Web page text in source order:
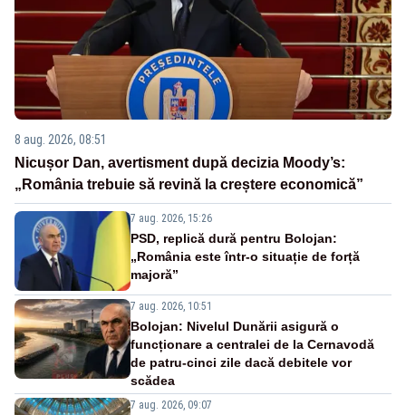
8 aug. 2026, 08:51
Nicușor Dan, avertisment după decizia Moody’s:
„România trebuie să revină la creștere economică”
7 aug. 2026, 15:26
PSD, replică dură pentru Bolojan:
„România este într-o situație de forță
majoră”
7 aug. 2026, 10:51
Bolojan: Nivelul Dunării asigură o
funcționare a centralei de la Cernavodă
de patru-cinci zile dacă debitele vor
scădea
7 aug. 2026, 09:07